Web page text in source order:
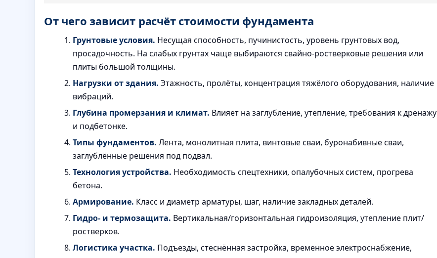
От чего зависит расчёт стоимости фундамента
Грунтовые условия. Несущая способность, пучинистость, уровень грунтовых вод,
просадочность. На слабых грунтах чаще выбираются свайно-ростверковые решения или
плиты большой толщины.
Нагрузки от здания. Этажность, пролёты, концентрация тяжёлого оборудования, наличие
вибраций.
Глубина промерзания и климат. Влияет на заглубление, утепление, требования к дренажу
и подбетонке.
Типы фундаментов. Лента, монолитная плита, винтовые сваи, буронабивные сваи,
заглублённые решения под подвал.
Технология устройства. Необходимость спецтехники, опалубочных систем, прогрева
бетона.
Армирование. Класс и диаметр арматуры, шаг, наличие закладных деталей.
Гидро- и термозащита. Вертикальная/горизонтальная гидроизоляция, утепление плит/
ростверков.
Логистика участка. Подъезды, стеснённая застройка, временное электроснабжение,